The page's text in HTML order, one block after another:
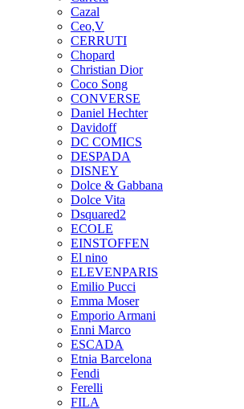
Cazal
Ceo,V
CERRUTI
Chopard
Christian Dior
Coco Song
CONVERSE
Daniel Hechter
Davidoff
DC COMICS
DESPADA
DISNEY
Dolce & Gabbana
Dolce Vita
Dsquared2
ECOLE
EINSTOFFEN
El nino
ELEVENPARIS
Emilio Pucci
Emma Moser
Emporio Armani
Enni Marco
ESCADA
Etnia Barcelona
Fendi
Ferelli
FILA